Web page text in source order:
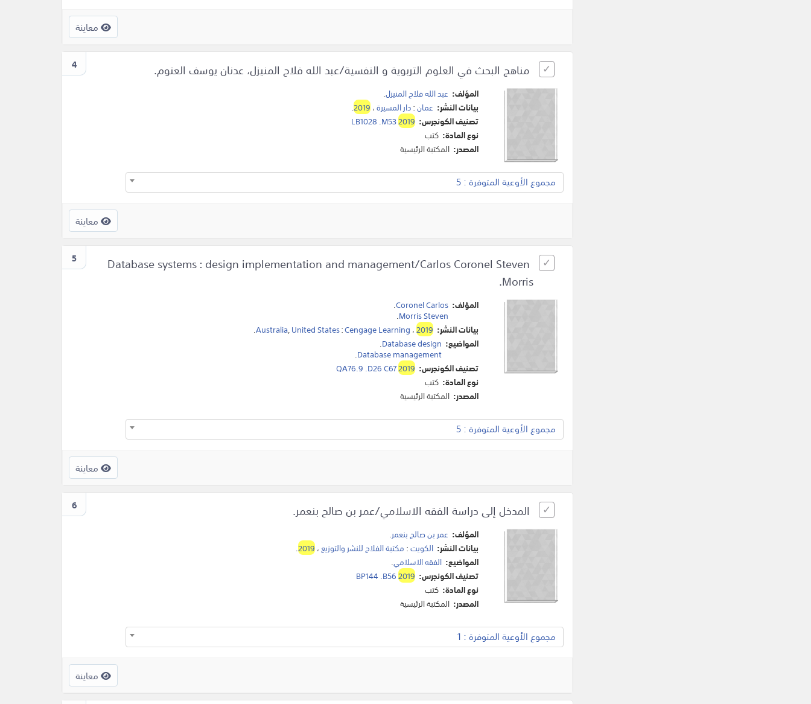
معاينة
4 مناهج البحث في العلوم التربوية و النفسية/عبد الله فلاح المنيزل، عدنان يوسف العتوم.
المؤلف: عبد الله فلاح المنيزل.
بيانات النشر: عمان:دار المسيرة،2019
.
تصنيف الكونجرس:
LB1028 .M532019
نوع المادة: كتب
المصدر: المكتبة الرئيسية
مجموع الأوعية المتوفرة : 5
معاينة
5
Database systems : design implementation and management/Carlos Coronel Steven
Morris.
المؤلف: Coronel Carlos
.
Morris Steven
.
بيانات النشر:
Australia,United States:Cengage Learning ،2019
.
المواضيع: Database design
.
Database management
.
تصنيف الكونجرس:
QA76.9 .D26 C672019
نوع المادة: كتب
المصدر: المكتبة الرئيسية
مجموع الأوعية المتوفرة : 5
معاينة
6 المدخل إلى دراسة الفقه الاسلامي/عمر بن صالح بنعمر.
المؤلف: عمر بن صالح بنعمر.
بيانات النشر: الكويت: مكتبة الفلاح للنشر والتوزيع،2019
.
المواضيع: الفقه الاسلامي.
تصنيف الكونجرس:
BP144 .B562019
نوع المادة: كتب
المصدر: المكتبة الرئيسية
مجموع الأوعية المتوفرة : 1
معاينة